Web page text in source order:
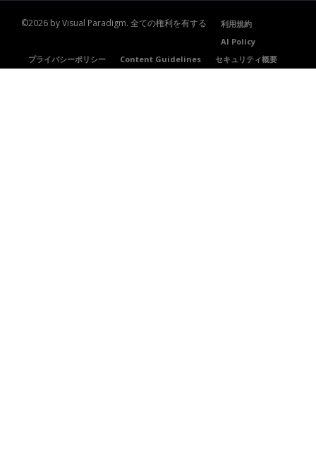
©2026 by Visual Paradigm. 全ての権利を有する
利用規約
AI Policy
プライバシーポリシー
Content Guidelines セキュリティ概要